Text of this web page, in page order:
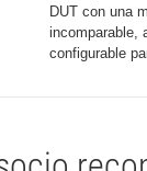
DUT con una
incomparable,
configurable